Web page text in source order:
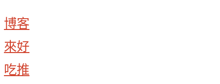
博客
來好
吃推